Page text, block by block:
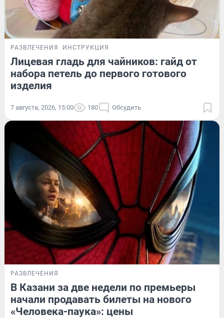
РАЗВЛЕЧЕНИЯ ИНСТРУКЦИЯ
Лицевая гладь для чайников: гайд от
набора петель до первого готового
изделия
7 августа, 2026, 15:00 180 Обсудить
РАЗВЛЕЧЕНИЯ
В Казани за две недели по премьеры
начали продавать билеты на нового
«Человека-паука»: цены